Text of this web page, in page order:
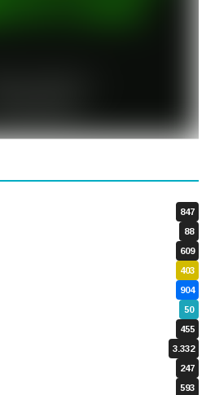
847
88
609
403
904
50
455
3.332
247
593